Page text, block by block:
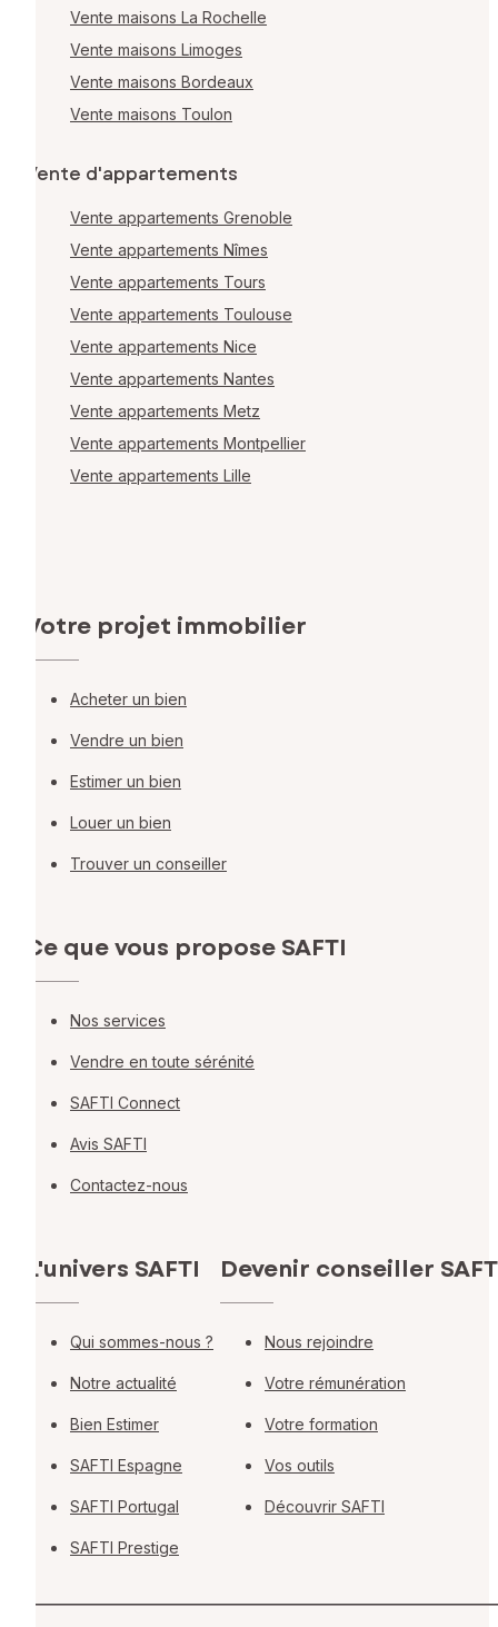
Vente maisons La Rochelle
Vente maisons Limoges
Vente maisons Bordeaux
Vente maisons Toulon
Vente d'appartements
Vente appartements Grenoble
Vente appartements Nîmes
Vente appartements Tours
Vente appartements Toulouse
Vente appartements Nice
Vente appartements Nantes
Vente appartements Metz
Vente appartements Montpellier
Vente appartements Lille
Votre projet immobilier
Acheter un bien
Vendre un bien
Estimer un bien
Louer un bien
Trouver un conseiller
Ce que vous propose SAFTI
Nos services
Vendre en toute sérénité
SAFTI Connect
Avis SAFTI
Contactez-nous
L'univers SAFTI
Qui sommes-nous ?
Notre actualité
Bien Estimer
SAFTI Espagne
SAFTI Portugal
SAFTI Prestige
Devenir conseiller
Nous rejoindre
Votre rémunération
Votre formation
Vos outils
Découvrir SAFTI